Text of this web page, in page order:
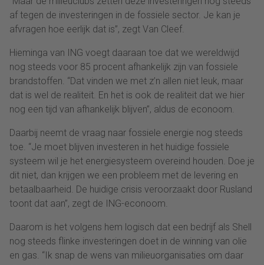
af tegen de investeringen in de fossiele sector. Je kan je
afvragen hoe eerlijk dat is”, zegt Van Cleef.
Hieminga van ING voegt daaraan toe dat we wereldwijd
nog steeds voor 85 procent afhankelijk zijn van fossiele
brandstoffen. “Dat vinden we met z’n allen niet leuk, maar
dat is wel de realiteit. En het is ook de realiteit dat we hier
nog een tijd van afhankelijk blijven”, aldus de econoom.
Daarbij neemt de vraag naar fossiele energie nog steeds
toe. “Je moet blijven investeren in het huidige fossiele
systeem wil je het energiesysteem overeind houden. Doe je
dit niet, dan krijgen we een probleem met de levering en
betaalbaarheid. De huidige crisis veroorzaakt door Rusland
toont dat aan”, zegt de ING-econoom.
Daarom is het volgens hem logisch dat een bedrijf als Shell
nog steeds flinke investeringen doet in de winning van olie
en gas. “Ik snap de wens van milieuorganisaties om daar